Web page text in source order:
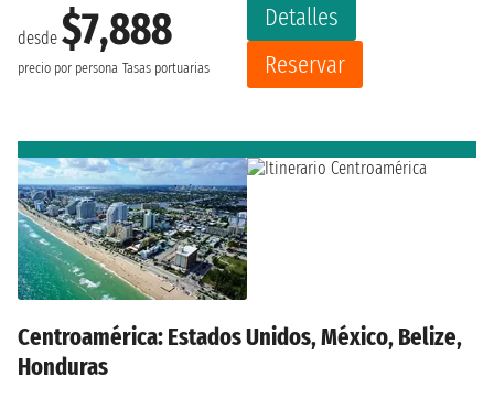
desde $7,888
precio por persona Tasas portuarias
Detalles
Reservar
Centroamérica: Estados Unidos, México, Belize,
Honduras